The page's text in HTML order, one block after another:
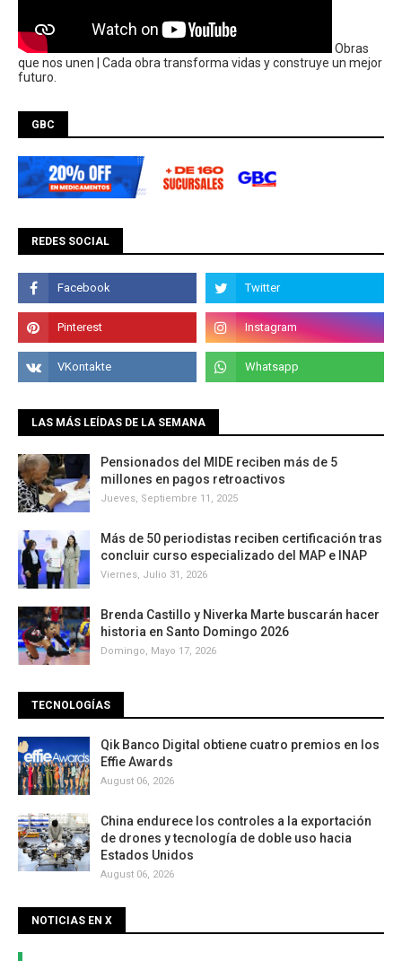
Obras
que nos unen | Cada obra transforma vidas y construye un mejor
futuro.
GBC
REDES SOCIAL
LAS MÁS LEÍDAS DE LA SEMANA
Pensionados del MIDE reciben más de 5
millones en pagos retroactivos
Jueves, Septiembre 11, 2025
Más de 50 periodistas reciben certificación tras
concluir curso especializado del MAP e INAP
Viernes, Julio 31, 2026
Brenda Castillo y Niverka Marte buscarán hacer
historia en Santo Domingo 2026
Domingo, Mayo 17, 2026
TECNOLOGÍAS
Qik Banco Digital obtiene cuatro premios en los
Effie Awards
August 06, 2026
China endurece los controles a la exportación
de drones y tecnología de doble uso hacia
Estados Unidos
August 06, 2026
NOTICIAS EN X